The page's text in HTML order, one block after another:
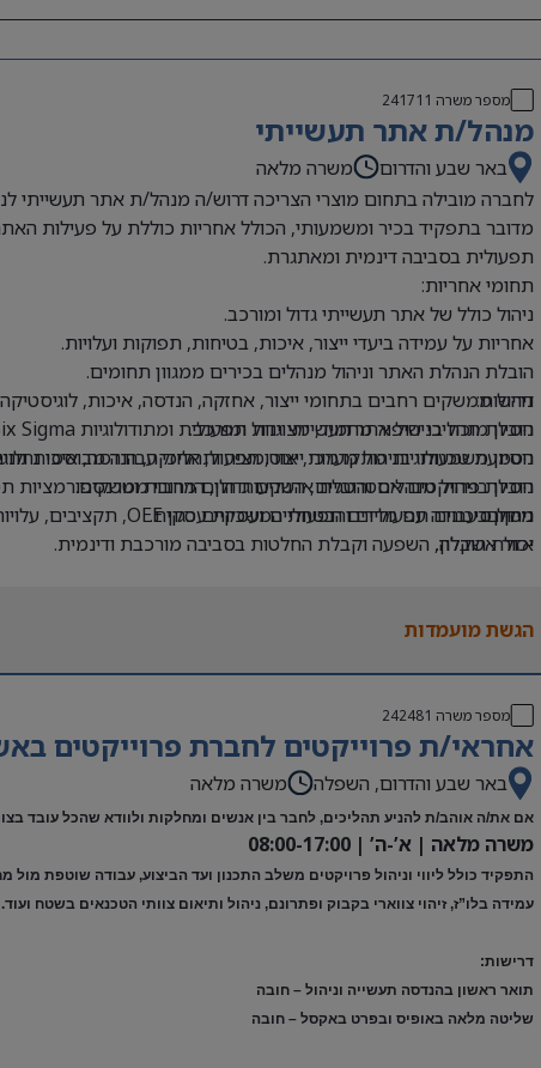
מספר משרה 241711
מנהל/ת אתר תעשייתי
באר שבע והדרום
משרה מלאה
לחברה מובילה בתחום מוצרי הצריכה דרוש/ה מנהל/ת אתר תעשייתי
מדובר בתפקיד בכיר ומשמעותי, הכולל אחריות כוללת על פעילות
תפעולית בסביבה דינמית ומאתגרת.
תחומי אחריות:
ניהול כולל של אתר תעשייתי גדול ומורכב.
אחריות על עמידה ביעדי ייצור, איכות, בטיחות, תפוקות ועלויות.
הובלת הנהלת האתר וניהול מנהלים בכירים ממגוון תחומים.
ניהול ממשקים רחבים בתחומי ייצור, אחזקה, הנדסה, איכות,
הובלת תהליכי שיפור מתמיד, מצוינות תפעולית ומתודולוגיות Lean ,Six Sigma ו-TPM.
הטמעת טכנולוגיות מתקדמות, אוטומציה ותהליכי עבודה מבוססי
הובלת פרויקטים אסטרטגיים, השקעות הון, הרחבות וטרנספורמציות
ניהול סיכונים תפעוליים והבטחת המשכיות עסקית.
דרישות:
ניסיון מוכח בניהול אתר תעשייתי גדול ומורכב.
ניסיון משמעותי בניהול מערכי ייצור, תפעול, אחזקה, הנדסה, איכות
ניסיון בניהול מנהלים והובלת ארגונים גדולים מרובי ממשקים.
ניסיון בעבודה עם מדדים תפעוליים ועסקיים כגון OEE, תקציבים, עלויות ו-ROI.
יכולת הובלה, השפעה וקבלת החלטות בסביבה מורכבת ודינמית.
תואר שני – יתרון.
מיקום:
אזור אשקלון.
הגשת מועמדות
מספר משרה 242481
אחראי/ת פרוייקטים לחברת פרוייקטים
באר שבע והדרום, השפלה משרה מלאה
אם את/ה אוהב/ת להניע תהליכים, לחבר בין אנשים ומחלקות ולוודא שהכל עובד
משרה מלאה | א’-ה’ | 08:00-17:00
התפקיד כולל ליווי וניהול פרויקטים משלב התכנון ועד הביצוע, עבודה שוטפת
עמידה בלו”ז, זיהוי צווארי בקבוק ופתרונם, ניהול ותיאום צוותי הטכנאים בשטח ועוד.
דרישות:
תואר ראשון בהנדסה תעשייה וניהול – חובה
שליטה מלאה באופיס ובפרט באקסל – חובה